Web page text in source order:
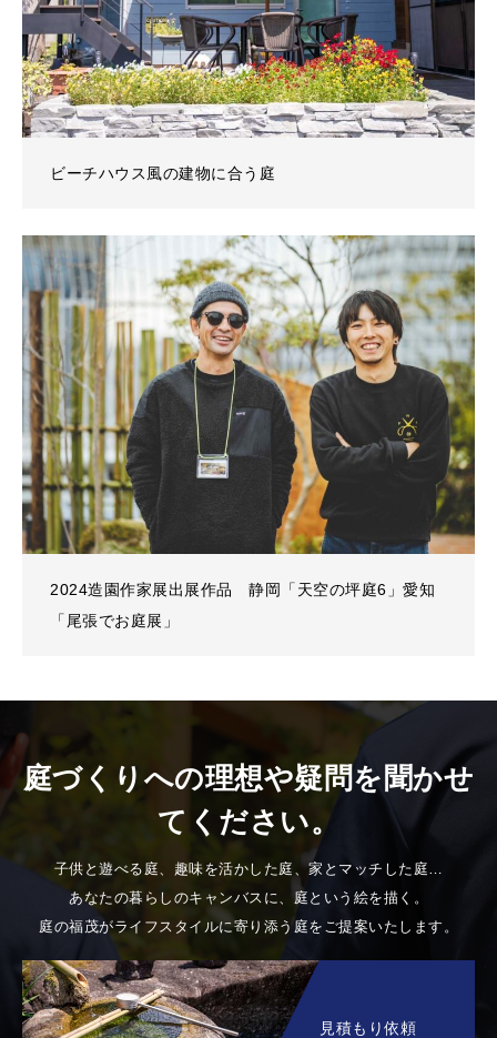
ビーチハウス風の建物に合う庭
2024造園作家展出展作品 静岡「天空の坪庭6」愛知
「尾張でお庭展」
庭づくりへの理想や疑問を聞かせ
てください。
子供と遊べる庭、趣味を活かした庭、家とマッチした庭…
あなたの暮らしのキャンバスに、庭という絵を描く。
庭の福茂がライフスタイルに寄り添う庭をご提案いたします。
見積もり依頼